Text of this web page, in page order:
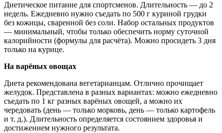
Диетическое питание для спортсменов. Длительность — до 2
недель. Ежедневно нужно съедать по 500 г куриной грудки
без кожицы, сваренной без соли. Набор остальных продуктов
— минимальный, чтобы только обеспечить норму суточной
калорийности (формулы для расчёта). Можно просидеть 3 дня
только на курице.
На варёных овощах
Диета рекомендована вегетарианцам. Отлично прочищает
желудок. Представлена в разных вариантах: можно ежедневно
съедать по 1 кг разных варёных овощей, а можно их
чередовать (день — только морковь, день — только картофель
и т. д.). Длительность определяется состоянием здоровья и
достижением нужного результата.